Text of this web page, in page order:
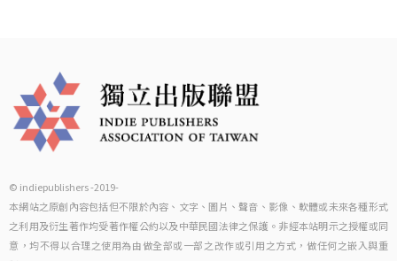
© indiepublishers -2019-
本網站之原創內容包括但不限於內容、文字、圖片、聲音、影像、軟體或未來各種形式
之利用及衍生著作均受著作權公約以及中華民國法律之保護。非經本站明示之授權或同
意，均不得以合理之使用為由做全部或一部之改作或引用之方式，做任何之嵌入與重